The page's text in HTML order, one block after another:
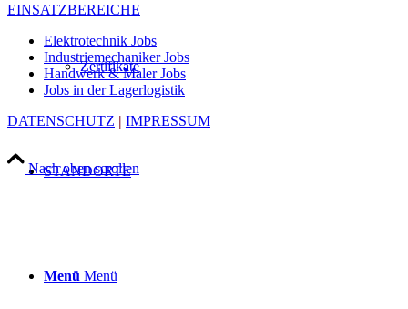
Zertifikate
STANDORTE
Menü Menü
EINSATZBEREICHE
Elektrotechnik Jobs
Industriemechaniker Jobs
Handwerk & Maler Jobs
Jobs in der Lagerlogistik
DATENSCHUTZ | IMPRESSUM
Nach oben scrollen